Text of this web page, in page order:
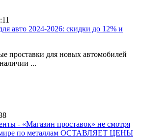
авто 2024-2026: скидки до 12% и
проставки для новых автомобилей
...
- «Магазин проставок» не смотря
мире по металлам ОСТАВЛЯЕТ ЦЕНЫ